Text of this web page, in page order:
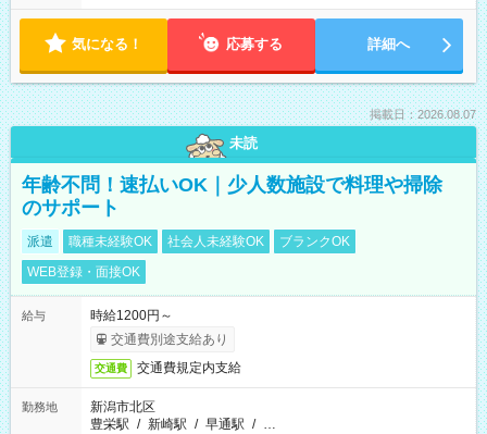
気になる！ 応募する 詳細へ
掲載日：2026.08.07
未読
年齢不問！速払いOK｜少人数施設で料理や掃除
のサポート
派遣 職種未経験OK 社会人未経験OK
ブランクOK
WEB登録・面接OK
給与
時給1200円～
交通費別途支給あり
交通費 交通費規定内支給
勤務地
新潟市北区
豊栄駅 / 新崎駅 / 早通駅 / …